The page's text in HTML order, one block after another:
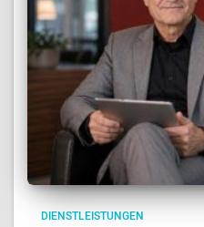
DIENSTLEISTUNGEN